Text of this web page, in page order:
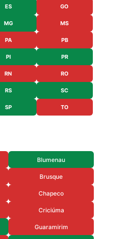
ES GO
MG MS
PA PB
PI PR
RN RO
RS SC
SP TO
Blumenau
Brusque
Chapeco
Criciúma
Guaramirim